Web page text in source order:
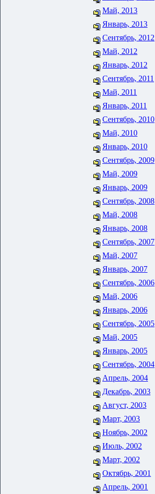
Май, 2013
Январь, 2013
Сентябрь, 2012
Май, 2012
Январь, 2012
Сентябрь, 2011
Май, 2011
Январь, 2011
Сентябрь, 2010
Май, 2010
Январь, 2010
Сентябрь, 2009
Май, 2009
Январь, 2009
Сентябрь, 2008
Май, 2008
Январь, 2008
Сентябрь, 2007
Май, 2007
Январь, 2007
Сентябрь, 2006
Май, 2006
Январь, 2006
Сентябрь, 2005
Май, 2005
Январь, 2005
Сентябрь, 2004
Апрель, 2004
Декабрь, 2003
Август, 2003
Март, 2003
Ноябрь, 2002
Июль, 2002
Март, 2002
Октябрь, 2001
Апрель, 2001